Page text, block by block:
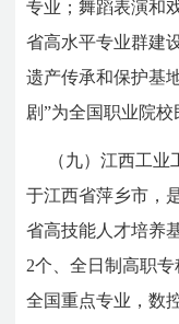
专业；舞蹈表演和
省高水平专业群建
遗产传承和保护基
剧”为全国职业院校
（九）江西工
于江西省萍乡市，
省高技能人才培养
2个、全日制高职
全国重点专业，数